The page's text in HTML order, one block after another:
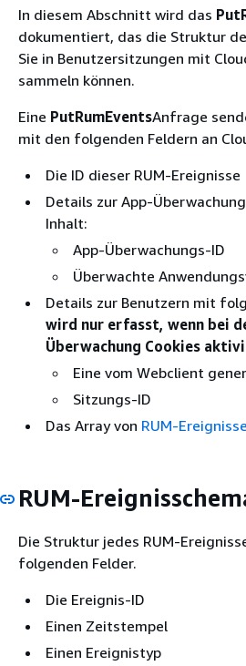
In diesem Abschnitt wird das
dokumentiert, das die Struktur
Sie in Benutzersitzungen mit
sammeln können.
Eine PutRumEventsAnfrage
mit den folgenden Feldern an
Die ID dieser RUM-Ereignisse
Details zur App-
Inhalt:
App-Überwachungs-ID
Überwachte
Details zur Benutzern mit
wird nur erfasst, wenn bei
Überwachung Cookies
Eine vom Webclient
Sitzungs-ID
Das Array von RUM-
RUM-
Die Struktur jedes RUM-
folgenden Felder.
Die Ereignis-ID
Einen Zeitstempel
Einen Ereignistyp